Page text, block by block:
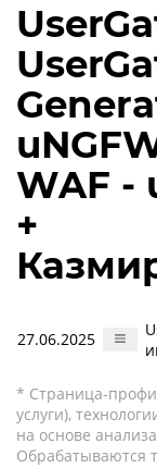
WAF -
+
27.06.2025
* Страница-
услуги),
на основе
Обрабатываются